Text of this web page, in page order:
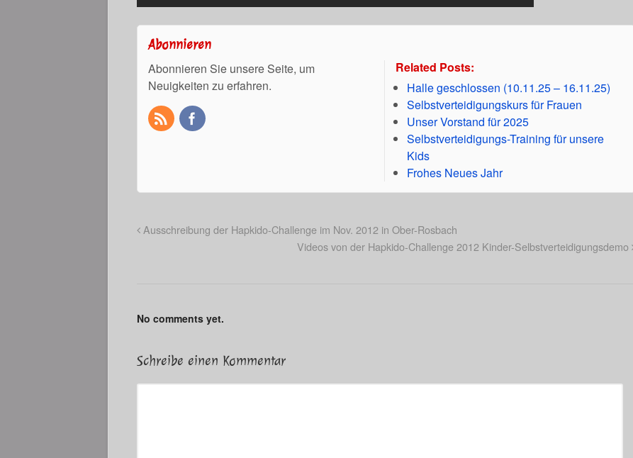
Abonnieren
Abonnieren Sie unsere Seite, um
Neuigkeiten zu erfahren.
Related Posts:
Halle geschlossen (10.11.25 – 16.11.25)
Selbstverteidigungskurs für Frauen
Unser Vorstand für 2025
Selbstverteidigungs-Training für unsere
Kids
Frohes Neues Jahr
Ausschreibung der Hapkido-Challenge im Nov. 2012 in Ober-Rosbach
Videos von der Hapkido-Challenge 2012 Kinder-Selbstverteidigungsdemo
No comments yet.
Schreibe einen Kommentar